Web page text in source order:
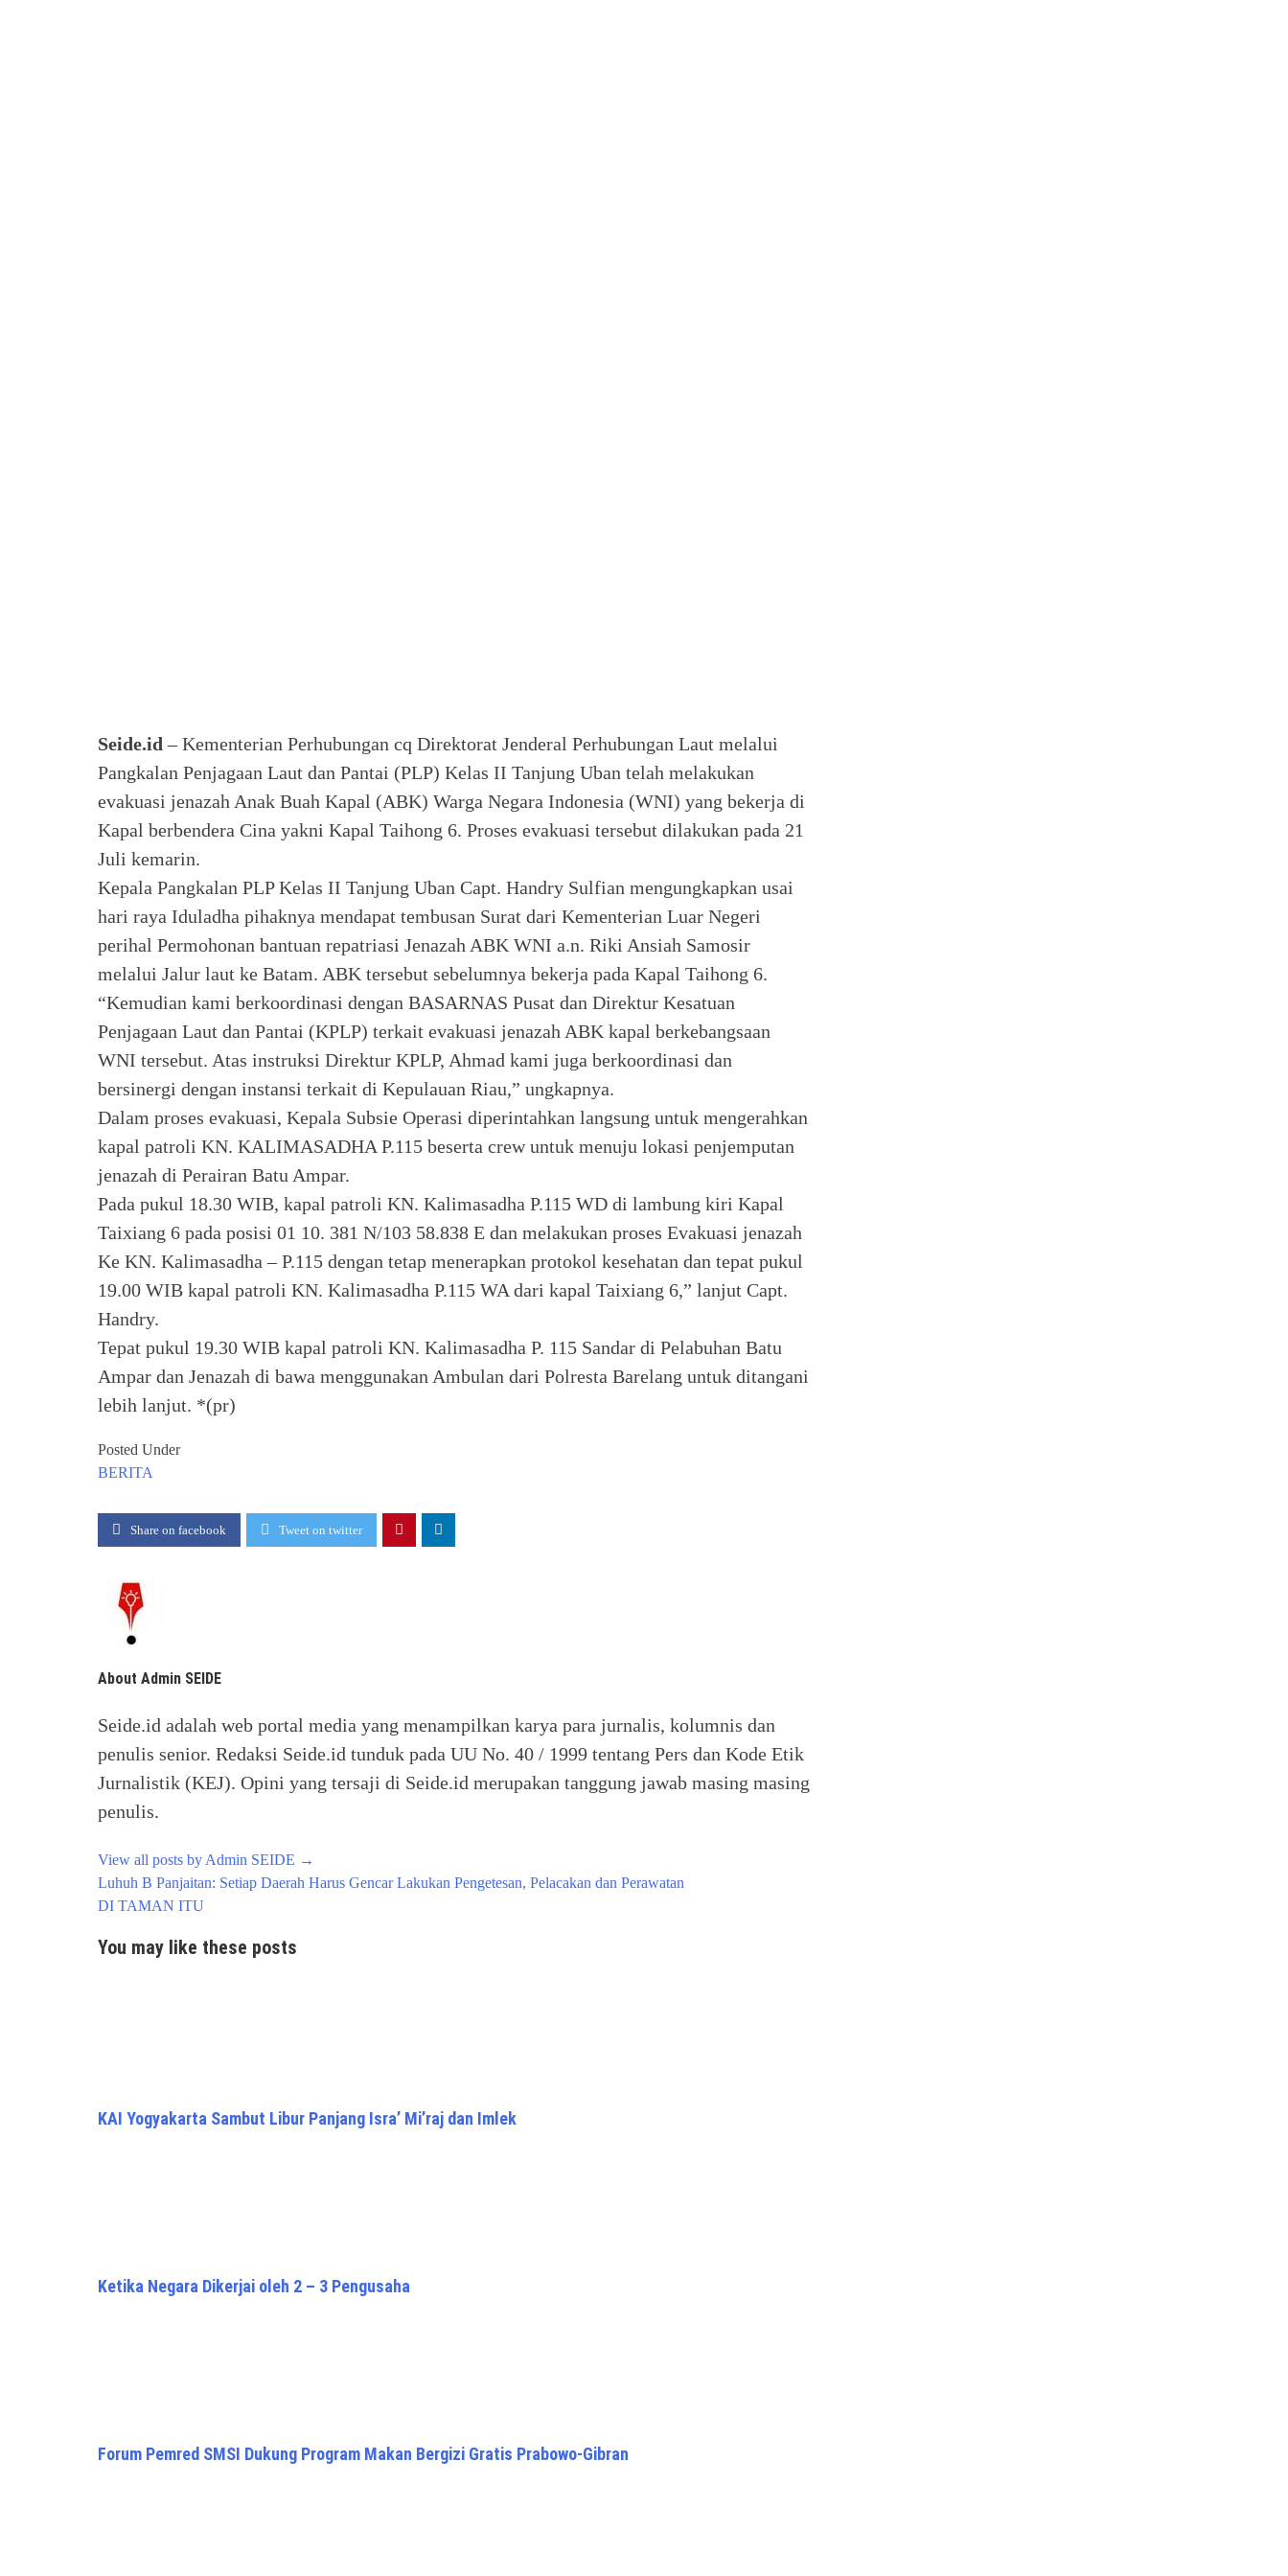
Seide.id – Kementerian Perhubungan cq Direktorat Jenderal Perhubungan Laut melalui
Pangkalan Penjagaan Laut dan Pantai (PLP) Kelas II Tanjung Uban telah melakukan
evakuasi jenazah Anak Buah Kapal (ABK) Warga Negara Indonesia (WNI) yang bekerja di
Kapal berbendera Cina yakni Kapal Taihong 6. Proses evakuasi tersebut dilakukan pada 21
Juli kemarin.
Kepala Pangkalan PLP Kelas II Tanjung Uban Capt. Handry Sulfian mengungkapkan usai
hari raya Iduladha pihaknya mendapat tembusan Surat dari Kementerian Luar Negeri
perihal Permohonan bantuan repatriasi Jenazah ABK WNI a.n. Riki Ansiah Samosir
melalui Jalur laut ke Batam. ABK tersebut sebelumnya bekerja pada Kapal Taihong 6.
“Kemudian kami berkoordinasi dengan BASARNAS Pusat dan Direktur Kesatuan
Penjagaan Laut dan Pantai (KPLP) terkait evakuasi jenazah ABK kapal berkebangsaan
WNI tersebut. Atas instruksi Direktur KPLP, Ahmad kami juga berkoordinasi dan
bersinergi dengan instansi terkait di Kepulauan Riau,” ungkapnya.
Dalam proses evakuasi, Kepala Subsie Operasi diperintahkan langsung untuk mengerahkan
kapal patroli KN. KALIMASADHA P.115 beserta crew untuk menuju lokasi penjemputan
jenazah di Perairan Batu Ampar.
Pada pukul 18.30 WIB, kapal patroli KN. Kalimasadha P.115 WD di lambung kiri Kapal
Taixiang 6 pada posisi 01 10. 381 N/103 58.838 E dan melakukan proses Evakuasi jenazah
Ke KN. Kalimasadha – P.115 dengan tetap menerapkan protokol kesehatan dan tepat pukul
19.00 WIB kapal patroli KN. Kalimasadha P.115 WA dari kapal Taixiang 6,” lanjut Capt.
Handry.
Tepat pukul 19.30 WIB kapal patroli KN. Kalimasadha P. 115 Sandar di Pelabuhan Batu
Ampar dan Jenazah di bawa menggunakan Ambulan dari Polresta Barelang untuk ditangani
lebih lanjut. *(pr)
Posted Under
BERITA
Share on facebook Tweet on twitter
About Admin SEIDE
Seide.id adalah web portal media yang menampilkan karya para jurnalis, kolumnis dan
penulis senior. Redaksi Seide.id tunduk pada UU No. 40 / 1999 tentang Pers dan Kode Etik
Jurnalistik (KEJ). Opini yang tersaji di Seide.id merupakan tanggung jawab masing masing
penulis.
View all posts by Admin SEIDE →
Post
navigation
Luhuh B Panjaitan: Setiap Daerah Harus Gencar Lakukan Pengetesan, Pelacakan dan Perawatan
DI TAMAN ITU
You may like these posts
KAI Yogyakarta Sambut Libur Panjang Isra’ Mi’raj dan Imlek
Ketika Negara Dikerjai oleh 2 – 3 Pengusaha
Forum Pemred SMSI Dukung Program Makan Bergizi Gratis Prabowo-Gibran